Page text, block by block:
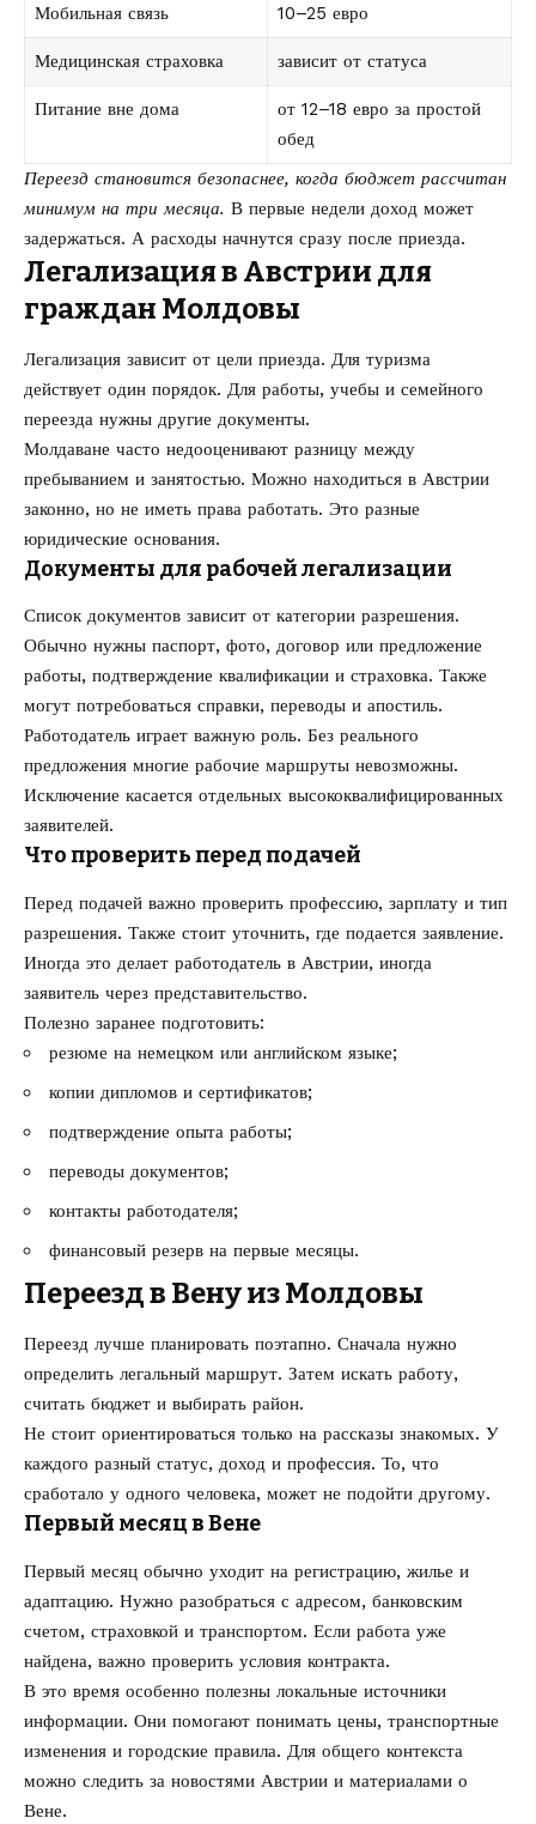
Мобильная связь 10–25 евро
Медицинская страховка зависит от статуса
Питание вне дома
от 12–18 евро за простой
обед
Переезд становится безопаснее, когда бюджет рассчитан
минимум на три месяца. В первые недели доход может
задержаться. А расходы начнутся сразу после приезда.
Легализация в Австрии для
граждан Молдовы
Легализация зависит от цели приезда. Для туризма
действует один порядок. Для работы, учебы и семейного
переезда нужны другие документы.
Молдаване часто недооценивают разницу между
пребыванием и занятостью. Можно находиться в Австрии
законно, но не иметь права работать. Это разные
юридические основания.
Документы для рабочей легализации
Список документов зависит от категории разрешения.
Обычно нужны паспорт, фото, договор или предложение
работы, подтверждение квалификации и страховка. Также
могут потребоваться справки, переводы и апостиль.
Работодатель играет важную роль. Без реального
предложения многие рабочие маршруты невозможны.
Исключение касается отдельных высококвалифицированных
заявителей.
Что проверить перед подачей
Перед подачей важно проверить профессию, зарплату и тип
разрешения. Также стоит уточнить, где подается заявление.
Иногда это делает работодатель в Австрии, иногда
заявитель через представительство.
Полезно заранее подготовить:
резюме на немецком или английском языке;
копии дипломов и сертификатов;
подтверждение опыта работы;
переводы документов;
контакты работодателя;
финансовый резерв на первые месяцы.
Переезд в Вену из Молдовы
Переезд лучше планировать поэтапно. Сначала нужно
определить легальный маршрут. Затем искать работу,
считать бюджет и выбирать район.
Не стоит ориентироваться только на рассказы знакомых. У
каждого разный статус, доход и профессия. То, что
сработало у одного человека, может не подойти другому.
Первый месяц в Вене
Первый месяц обычно уходит на регистрацию, жилье и
адаптацию. Нужно разобраться с адресом, банковским
счетом, страховкой и транспортом. Если работа уже
найдена, важно проверить условия контракта.
В это время особенно полезны локальные источники
информации. Они помогают понимать цены, транспортные
изменения и городские правила. Для общего контекста
можно следить за новостями Австрии и материалами о
Вене.